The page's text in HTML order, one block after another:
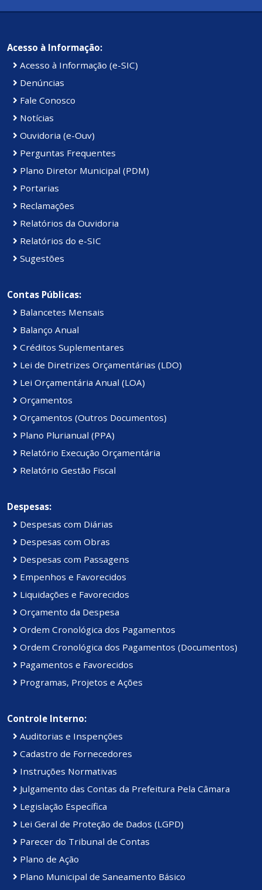
Acesso à Informação:
Acesso à Informação (e-SIC)
Denúncias
Fale Conosco
Notícias
Ouvidoria (e-Ouv)
Perguntas Frequentes
Plano Diretor Municipal (PDM)
Portarias
Reclamações
Relatórios da Ouvidoria
Relatórios do e-SIC
Sugestões
Contas Públicas:
Balancetes Mensais
Balanço Anual
Créditos Suplementares
Lei de Diretrizes Orçamentárias (LDO)
Lei Orçamentária Anual (LOA)
Orçamentos
Orçamentos (Outros Documentos)
Plano Plurianual (PPA)
Relatório Execução Orçamentária
Relatório Gestão Fiscal
Despesas:
Despesas com Diárias
Despesas com Obras
Despesas com Passagens
Empenhos e Favorecidos
Liquidações e Favorecidos
Orçamento da Despesa
Ordem Cronológica dos Pagamentos
Ordem Cronológica dos Pagamentos (Documentos)
Pagamentos e Favorecidos
Programas, Projetos e Ações
Controle Interno:
Auditorias e Inspenções
Cadastro de Fornecedores
Instruções Normativas
Julgamento das Contas da Prefeitura Pela Câmara
Legislação Específica
Lei Geral de Proteção de Dados (LGPD)
Parecer do Tribunal de Contas
Plano de Ação
Plano Municipal de Saneamento Básico